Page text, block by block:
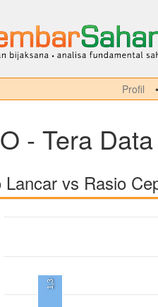
Profil
- Tera
Lancar vs Rasio
1,3